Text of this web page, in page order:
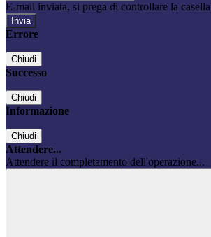
E-mail inviata, si prega di controllare la
Errore
Chiudi
Successo
Chiudi
Informazione
Chiudi
Attendere...
Attendere il completamento dell'operazione...